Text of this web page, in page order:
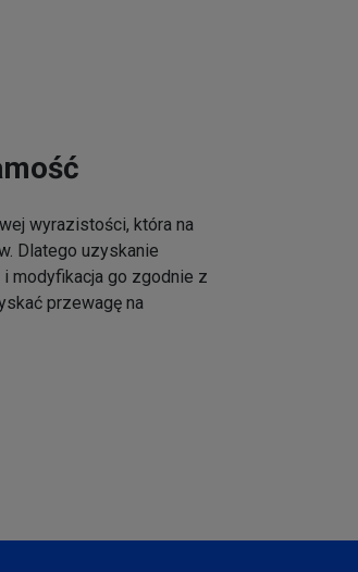
wyrazistości, która na
Dlatego uzyskanie
modyfikacja go zgodnie z
przewagę na